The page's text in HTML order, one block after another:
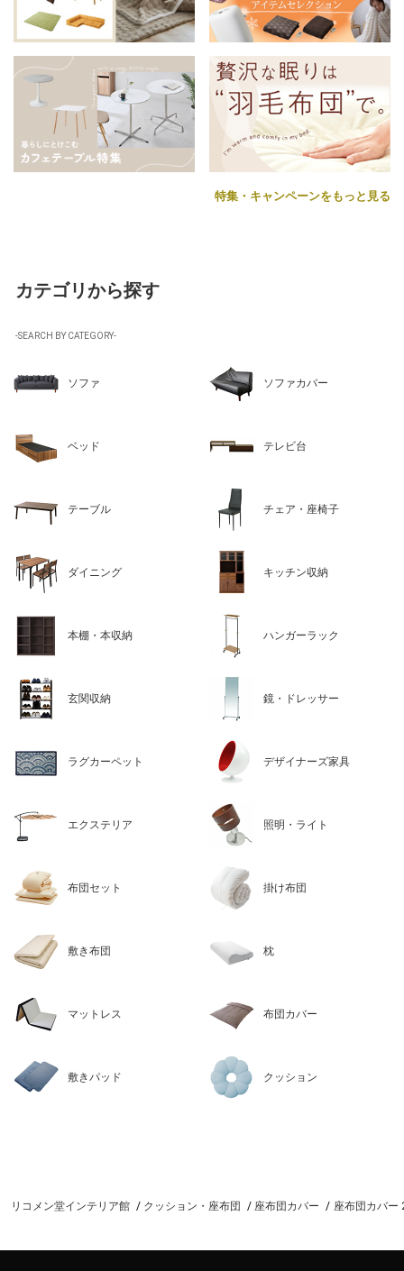
特集・キャンペーンをもっと見る
カテゴリから探す
-SEARCH BY CATEGORY-
ソファ ソファカバー
ベッド テレビ台
テーブル チェア・座椅子
ダイニング キッチン収納
本棚・本収納 ハンガーラック
玄関収納 鏡・ドレッサー
ラグカーペット デザイナーズ家具
エクステリア 照明・ライト
布団セット 掛け布団
敷き布団 枕
マットレス 布団カバー
敷きパッド クッション
リコメン堂インテリア館 クッション・座布団 座布団カバー 座布団カバー